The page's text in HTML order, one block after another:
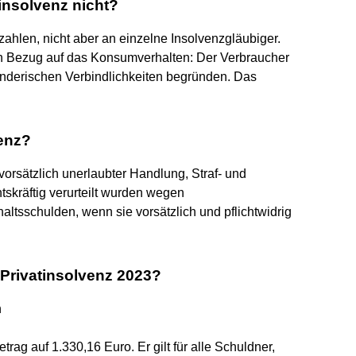
nicht?
nicht aber an einzelne Insolvenzgläubiger.
auf das Konsumverhalten: Der Verbraucher
Verbindlichkeiten begründen. Das
unerlaubter Handlung, Straf- und
verurteilt wurden wegen
wenn sie vorsätzlich und pflichtwidrig
2023?
auf 1.330,16 Euro. Er gilt für alle Schuldner,